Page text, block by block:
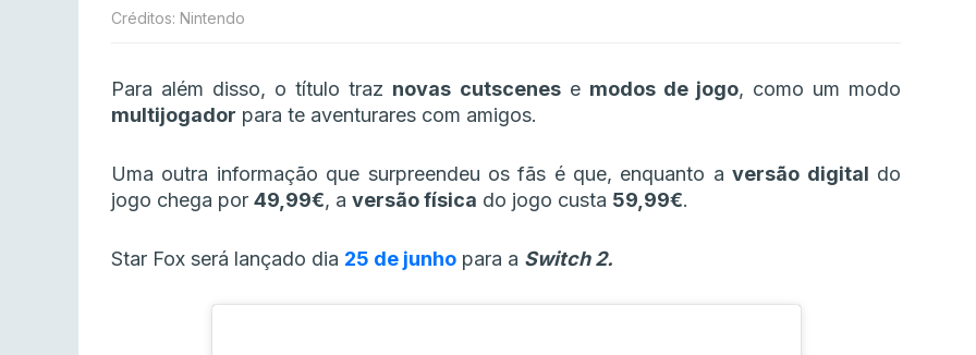
Créditos: Nintendo
Para além disso, o título traz novas cutscenese modos de jogo, como um modo
multijogador para te aventurares com amigos.
Uma outra informação que surpreendeu os fãs é que, enquanto aversão digital do
jogo chega por 49,99€, a versão física do jogo custa 59,99€.
Star Fox será lançado dia 25 de junho para a Switch 2.